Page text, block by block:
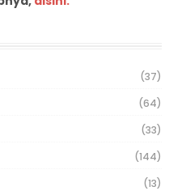
(37)
(64)
(33)
(144)
(13)